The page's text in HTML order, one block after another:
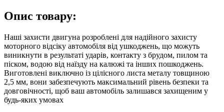
Опис товару:
Наші захисти двигуна розроблені для надійного захисту
моторного відсіку автомобіля від ушкоджень, що можуть
виникнути в результаті ударів, контакту з брудом, пилом та
піском, водою від наїзду на калюжі та інших пошкоджень.
Виготовлені виключно із цілісного листа металу товщиною
2,5 мм, вони забезпечують максимальний рівень безпеки та
довговічності, щоб ваш автомобіль залишався захищеним у
будь-яких умовах